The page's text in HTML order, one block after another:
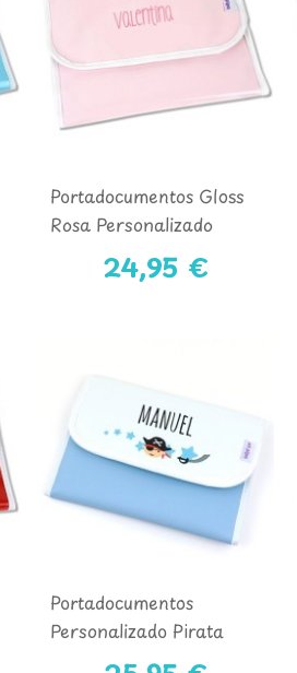
Portadocumentos Gloss
Rosa Personalizado
24,95 €
Portadocumentos
Personalizado Pirata